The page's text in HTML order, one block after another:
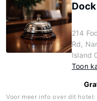
214
Rd,
Island
Toon
Voor meer info over dit hotel: